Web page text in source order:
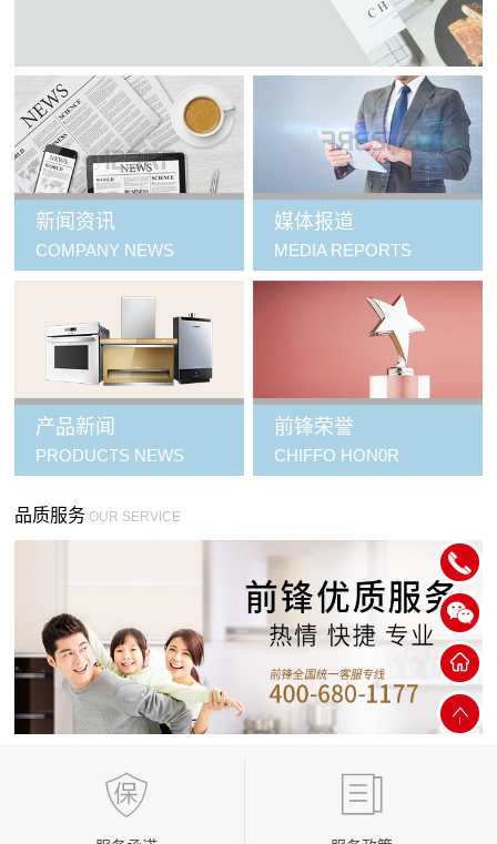
新闻资讯
COMPANY NEWS
媒体报道
MEDIA REPORTS
产品新闻
PRODUCTS NEWS
前锋荣誉
CHIFFO HON0R
品质服务 OUR SERVICE